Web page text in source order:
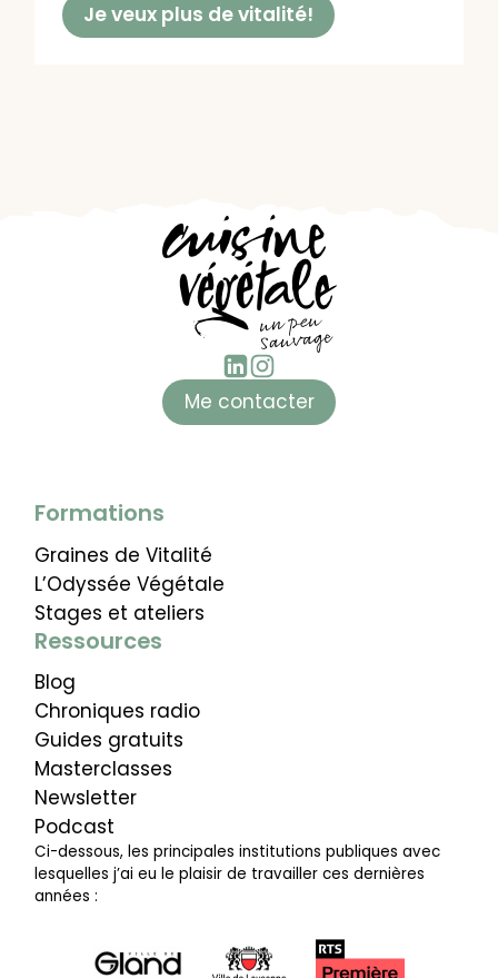
Je veux plus de vitalité!
Me contacter
Formations
Graines de Vitalité
L’Odyssée Végétale
Stages et ateliers
Ressources
Blog
Chroniques radio
Guides gratuits
Masterclasses
Newsletter
Podcast
Ci-dessous, les principales institutions publiques avec
lesquelles j’ai eu le plaisir de travailler ces dernières
années :